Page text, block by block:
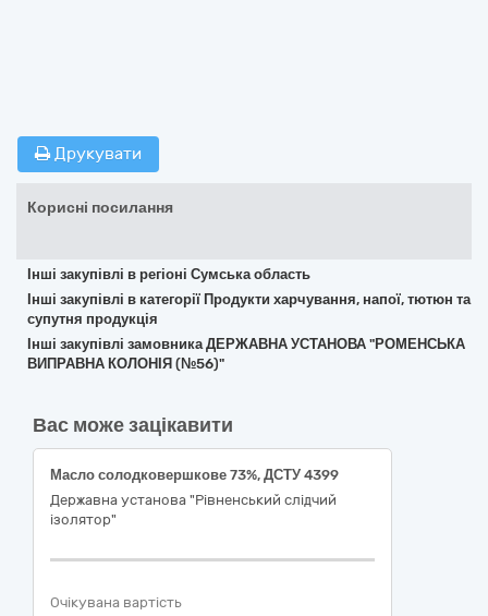
Друкувати
Корисні посилання
Інші закупівлі в регіоні Сумська область
Інші закупівлі в категорії Продукти харчування, напої, тютюн та
супутня продукція
Інші закупівлі замовника ДЕРЖАВНА УСТАНОВА "РОМЕНСЬКА
ВИПРАВНА КОЛОНІЯ (№56)"
Вас може зацікавити
Масло солодковершкове 73%, ДСТУ 4399
Державна установа "Рівненський слідчий
ізолятор"
Очікувана вартість